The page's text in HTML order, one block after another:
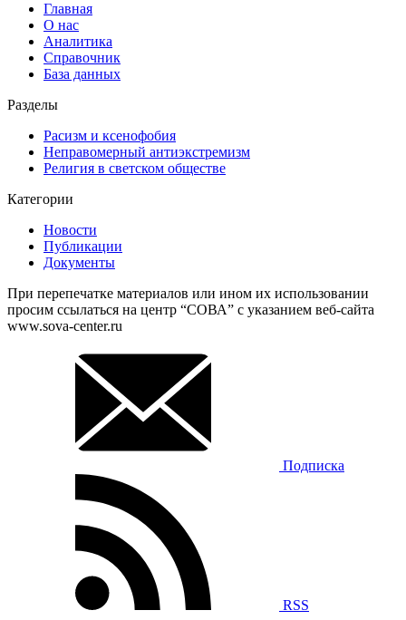
Главная
О нас
Аналитика
Справочник
База данных
Разделы
Расизм и ксенофобия
Неправомерный антиэкстремизм
Религия в светском обществе
Категории
Новости
Публикации
Документы
При перепечатке материалов или ином их использовании
просим ссылаться на центр “СОВА” с указанием веб-сайта
www.sova-center.ru
Подписка
RSS